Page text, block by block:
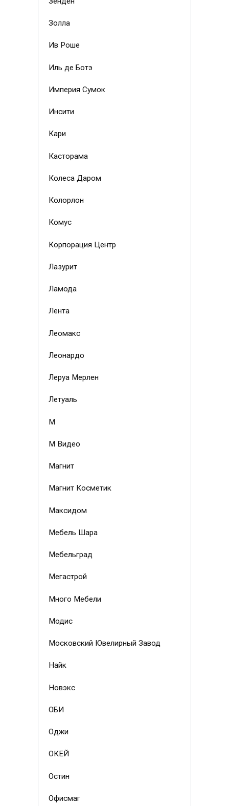
Золла
Ив Роше
Иль де Ботэ
Империя Сумок
Инсити
Кари
Касторама
Колеса Даром
Колорлон
Комус
Корпорация Центр
Лазурит
Ламода
Лента
Леомакс
Леонардо
Леруа Мерлен
Летуаль
М
М Видео
Магнит
Магнит Косметик
Максидом
Мебель Шара
Мебельград
Мегастрой
Много Мебели
Модис
Московский Ювелирный Завод
Найк
Новэкс
ОБИ
Оджи
ОКЕЙ
Остин
Офисмаг